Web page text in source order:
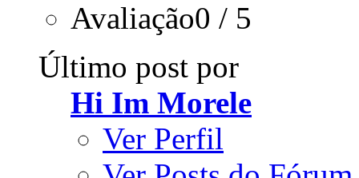
Avaliação0 / 5
Último post por
Hi Im Morele
Ver Perfil